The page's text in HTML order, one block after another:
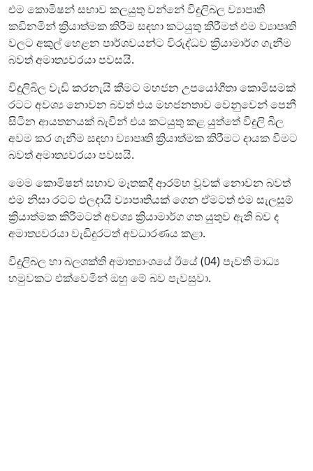
එම කොමිෂන් සභාව කලයුතු වන්නේ විදුලිබල ව්‍යාපෘති
කඩිනමින් ක්‍රියාත්මක කිරීම සඳහා කටයුතු කිරීමත් එම ව්‍යාපෘති
වලට අකුල් හෙළන පාර්ශවයන්ට විරුද්ධව ක්‍රියාමාර්ග ගැනීම
බවත් අමාත්‍යවරයා පවසයි.
විදුලිබිල වැඩි කරනැයි කීමට මහජන උපයෝගීතා කොමිසමක්
රටට අවශ්‍ය නොවන බවත් එය මහජනතාව වෙනුවෙන් පෙනී
සිටින ආයතනයක් බැවින් එය කටයුතු කළ යුත්තේ විදුලි බිල
අවම කර ගැනීම සඳහා ව්‍යාපෘති ක්‍රියාත්මක කිරීමට දායක වීමට
බවත් අමාත්‍යවරයා පවසයි.
මෙම කොමිෂන් සභාව මෑතකදී ආරම්භ වූවක් නොවන බවත්
එම නිසා රටට ඵලදායි ව්‍යාපෘතියක් ගෙන ඒමටත් එම සැලසුම්
ක්‍රියාත්මක කිරීමටත් අවශ්‍ය ක්‍රියාමාර්ග ගත යුතුව ඇති බව ද
අමාත්‍යවරයා වැඩිදුරටත් අවධාරණය කළා.
විදුලිබල හා බලශක්ති අමාත්‍යාංශයේ ඊයේ (04) පැවති මාධ්‍ය
හමුවකට එක්වෙමින් ඔහු මේ බව පැවසුවා.